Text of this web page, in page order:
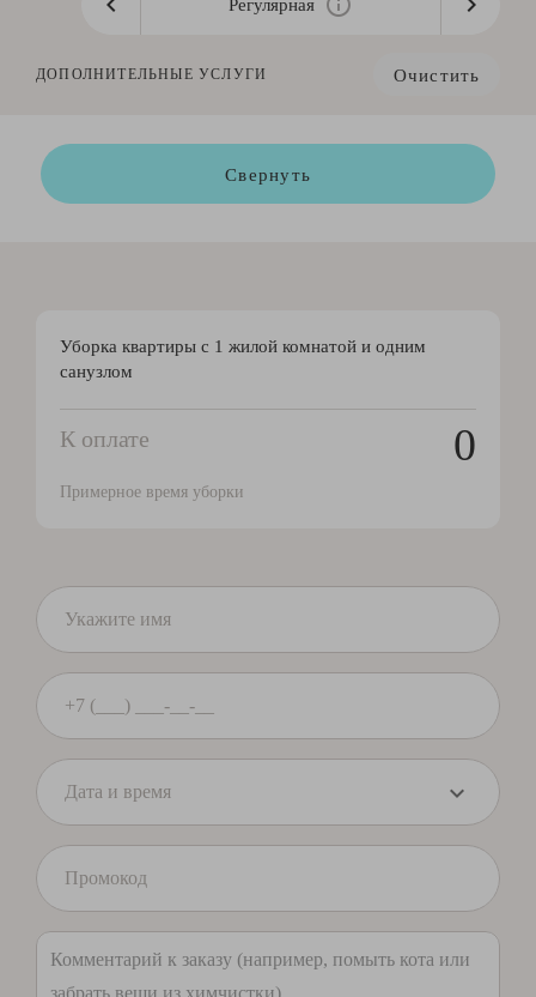
Регулярная
ДОПОЛНИТЕЛЬНЫЕ УСЛУГИ Очистить
Свернуть
Уборка квартиры с 1 жилой комнатой и одним
санузлом
К оплате 0
Примерное время уборки